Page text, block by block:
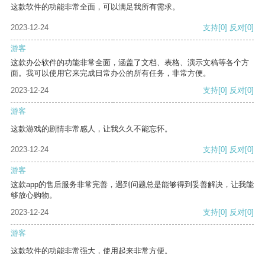
这款软件的功能非常全面，可以满足我所有需求。
2023-12-24 支持[0] 反对[0]
游客
这款办公软件的功能非常全面，涵盖了文档、表格、演示文稿等各个方
面。我可以使用它来完成日常办公的所有任务，非常方便。
2023-12-24
支持[0] 反对[0]
游客
这款游戏的剧情非常感人，让我久久不能忘怀。
2023-12-24 支持[0] 反对[0]
游客
这款app的售后服务非常完善，遇到问题总是能够得到妥善解决，让我能
够放心购物。
2023-12-24
支持[0] 反对[0]
游客
这款软件的功能非常强大，使用起来非常方便。